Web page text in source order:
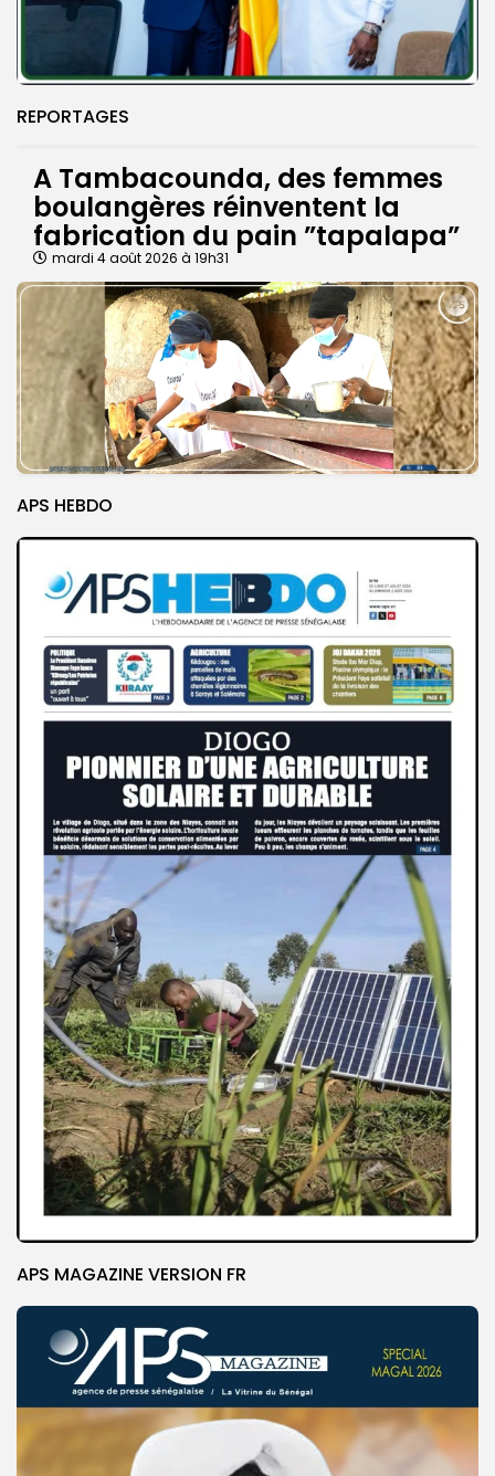
REPORTAGES
A Tambacounda, des femmes
boulangères réinventent la
fabrication du pain ”tapalapa”
mardi 4 août 2026 à 19h31
APS HEBDO
APS MAGAZINE VERSION FR